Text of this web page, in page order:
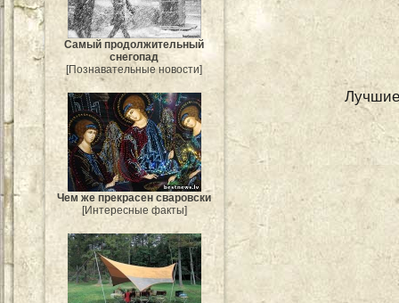
Самый продолжительный
снегопад
[Познавательные новости]
Чем же прекрасен сваровски
[Интересные факты]
Лучшие